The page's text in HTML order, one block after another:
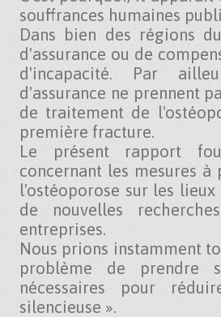
souffrances humaines
Dans bien des régions
d'assurance ou de
d'incapacité. Par
d'assurance ne prennent
de traitement de
première fracture.
Le présent rapport
concernant les mesures
l'ostéoporose sur les
de nouvelles
entreprises.
Nous prions instamment
problème de prendre
nécessaires pour
silencieuse ».